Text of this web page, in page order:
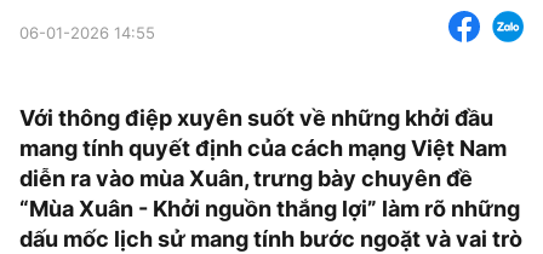
06-01-2026 14:55
Với thông điệp xuyên suốt về những khởi đầu
mang tính quyết định của cách mạng Việt Nam
diễn ra vào mùa Xuân, trưng bày chuyên đề
“Mùa Xuân - Khởi nguồn thắng lợi” làm rõ những
dấu mốc lịch sử mang tính bước ngoặt và vai trò